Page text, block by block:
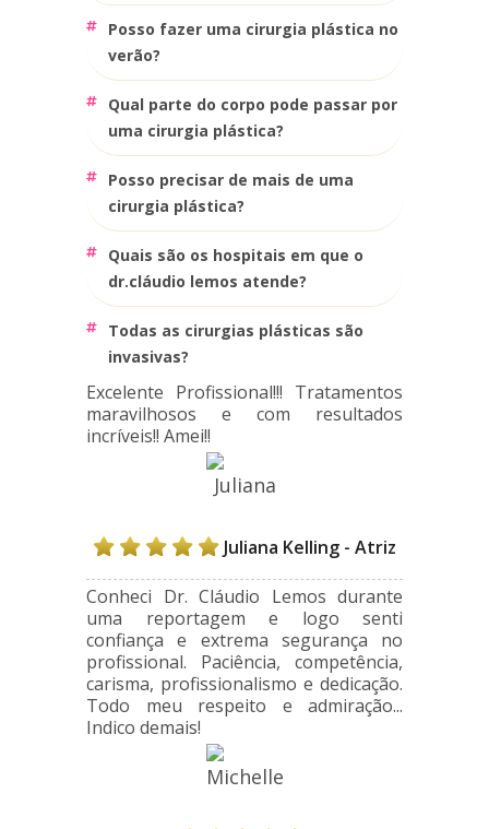
posso fazer uma cirurgia plástica no
verão?
qual parte do corpo pode passar por
uma cirurgia plástica?
posso precisar de mais de uma
cirurgia plástica?
quais são os hospitais em que o
dr.cláudio lemos atende?
todas as cirurgias plásticas são
invasivas?
Excelente Profissional!!! Tratamentos
maravilhosos e com resultados
incríveis!! Amei!!
Juliana Kelling - Atriz
Conheci Dr. Cláudio Lemos durante
uma reportagem e logo senti
confiança e extrema segurança no
profissional. Paciência, competência,
carisma, profissionalismo e dedicação.
Todo meu respeito e admiração...
Indico demais!